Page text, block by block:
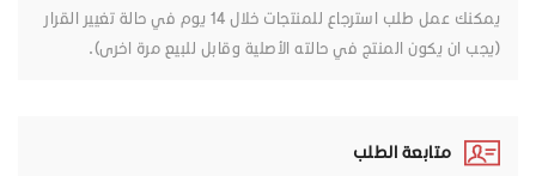
يمكنك عمل طلب استرجاع للمنتجات خلال 14 يوم في حالة تغيير القرار
(يجب ان يكون المنتج في حالته الأصلية وقابل للبيع مرة اخرى).
متابعة الطلب